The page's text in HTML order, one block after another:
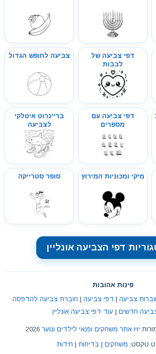
דפי צביעה של
לבבות
צביעה לחופש הגדול
דפי צביעה עם
מספרים
בריינרוט איטלקי
לצביעה
מיקי ומכוניות המירוץ סופר סטרייקה
דפי הצביעה אונליין
פינות אהובות
צביעה | דפי צביעה | חוברת צביעה להדפסה
חדשים | עוד דפי צביעה אונליין
יויו אתר משחקים ופנאי לילדים ונוער 2026
טקסט: משחקים | בדיחות | חידות